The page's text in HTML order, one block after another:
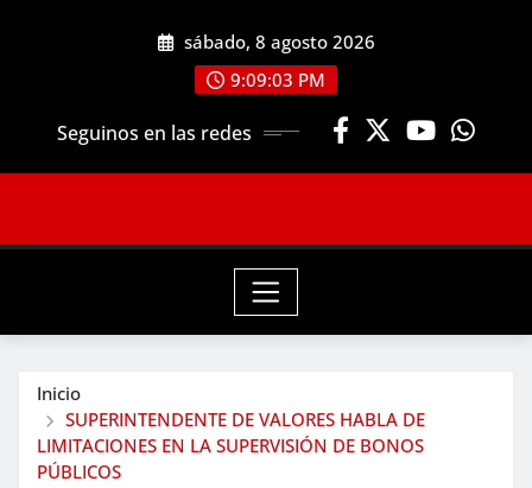
sábado, 8 agosto 2026
9:09:05 PM
Seguinos en las redes
Inicio
SUPERINTENDENTE DE VALORES HABLA DE
LIMITACIONES EN LA SUPERVISIÓN DE BONOS
PÚBLICOS